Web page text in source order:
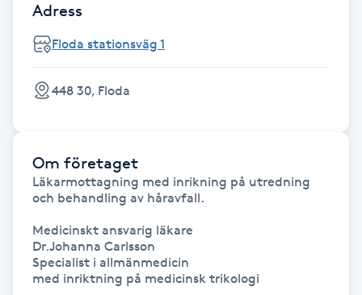
Fibromassage
Fillers
Fotmassage
Fotsvamp
Fransar
Adress
Floda stationsväg 1
448 30, Floda
Om företaget
Läkarmottagning med inrikning på utredning
och behandling av håravfall.
Medicinskt ansvarig läkare
Dr.Johanna Carlsson
Specialist i allmänmedicin
med inriktning på medicinsk trikologi